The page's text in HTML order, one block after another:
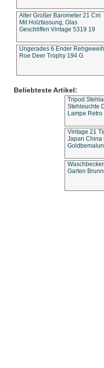
Alter Großer Barometer 21 Cm
Mit Holzfassung, Glas
Geschliffen Vintage 5319 19
Ungerades 6 Ender Rehgeweih
Roe Deer Trophy 194 G
Beliebteste Artikel:
Tripod
Stehleuchte
Lampe
Vintage 21
Japan China
Garten